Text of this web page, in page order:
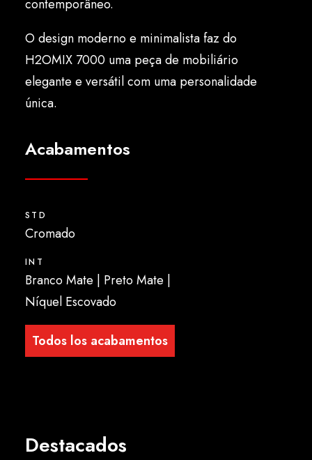
contemporâneo.
O design moderno e minimalista faz do
H2OMIX 7000 uma peça de mobiliário
elegante e versátil com uma personalidade
única.
Acabamentos
STD
Cromado
INT
Branco Mate | Preto Mate |
Níquel Escovado
Todos los acabamentos
Destacados